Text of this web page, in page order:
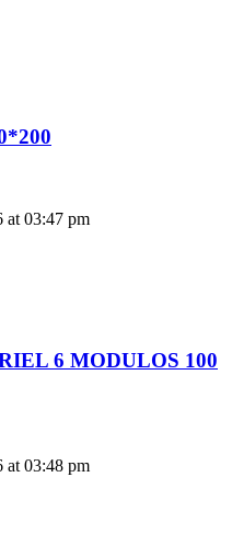
at 03:47 pm
6 MODULOS 100
at 03:48 pm